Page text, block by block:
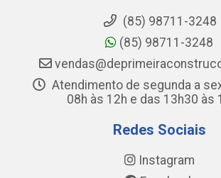
(85) 98711-3248
(85) 98711-3248
Atendimento de segunda a
08h às 12h e das 13h30 às
Redes Sociais
Instagram